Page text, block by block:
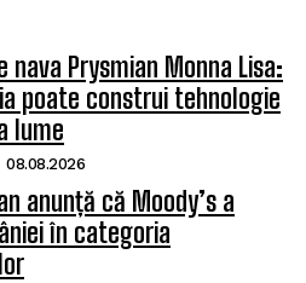
nava Prysmian Monna Lisa:
poate construi tehnologie
lume
08.08.2026
anunță că Moody’s a
în categoria